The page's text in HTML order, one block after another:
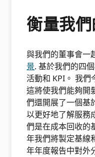
衡量我
與我們的董事會一
景. 基於我們的四
活動和 KPI。 我們
這將使我們能夠開
們還開展了一個基
以更好地了解服務
們是在成本回收的
年我們將製定基線
年年度報告中對外